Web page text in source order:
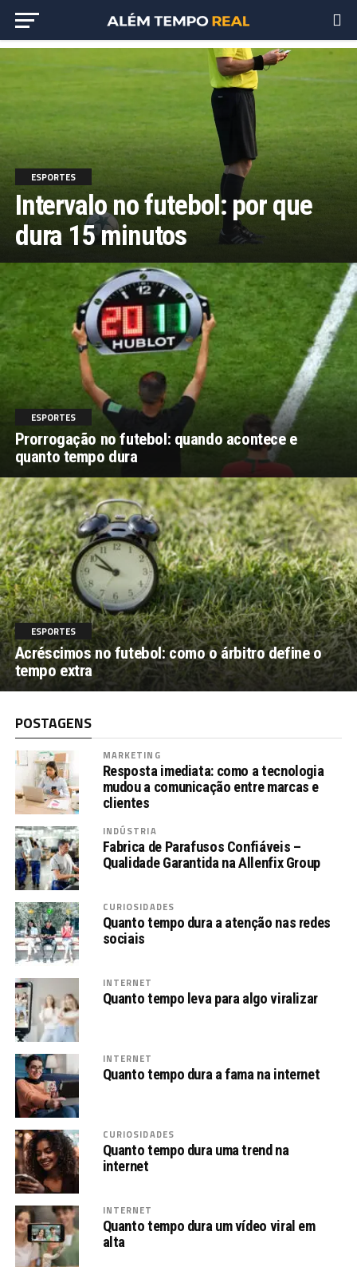
ESPORTES
Intervalo no futebol: por que
dura 15 minutos
ESPORTES
Prorrogação no futebol: quando acontece e
quanto tempo dura
ESPORTES
Acréscimos no futebol: como o árbitro define o
tempo extra
POSTAGENS
MARKETING
Resposta imediata: como a tecnologia
mudou a comunicação entre marcas e
clientes
INDÚSTRIA
Fabrica de Parafusos Confiáveis –
Qualidade Garantida na Allenfix Group
CURIOSIDADES
Quanto tempo dura a atenção nas redes
sociais
INTERNET
Quanto tempo leva para algo viralizar
INTERNET
Quanto tempo dura a fama na internet
CURIOSIDADES
Quanto tempo dura uma trend na
internet
INTERNET
Quanto tempo dura um vídeo viral em
alta